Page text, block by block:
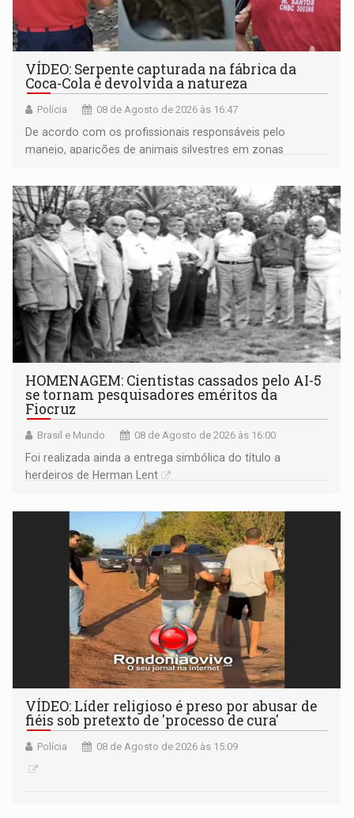
VÍDEO: Serpente capturada na fábrica da
Coca-Cola é devolvida a natureza
Polícia 08 de Agosto de 2026 às 16:47
De acordo com os profissionais responsáveis pelo
manejo, aparições de animais silvestres em zonas
HOMENAGEM: Cientistas cassados pelo AI-5
se tornam pesquisadores eméritos da
Fiocruz
Brasil e Mundo 08 de Agosto de 2026 às 16:00
Foi realizada ainda a entrega simbólica do título a
herdeiros de Herman Lent
VÍDEO: Líder religioso é preso por abusar de
fiéis sob pretexto de 'processo de cura'
Polícia 08 de Agosto de 2026 às 15:09